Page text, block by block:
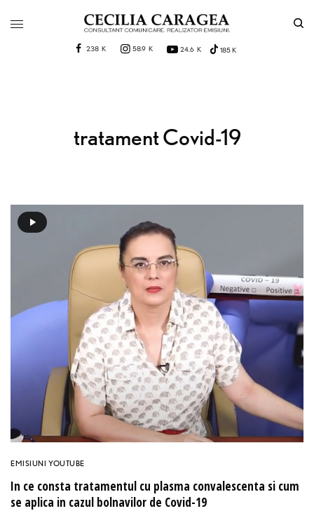
238 K 58.9 K 24.6 K 185 K
tratament Covid-19
EMISIUNI YOUTUBE
In ce consta tratamentul cu plasma convalescenta si cum
se aplica in cazul bolnavilor de Covid-19